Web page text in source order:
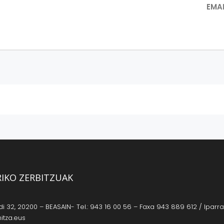
ZERBITZUAK
32, 20200 – BEASAIN- Tel.: 943 16 00 56 – Faxa 943 889 612 /